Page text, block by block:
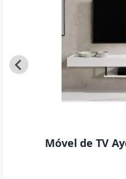
Móvel de TV